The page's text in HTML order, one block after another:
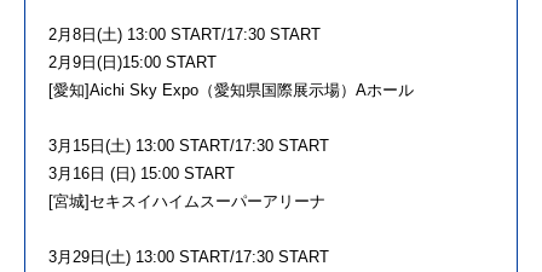
2月8日(土) 13:00 START/17:30 START
2月9日(日)15:00 START
[愛知]Aichi Sky Expo（愛知県国際展示場）Aホール
3月15日(土) 13:00 START/17:30 START
3月16日 (日) 15:00 START
[宮城]セキスイハイムスーパーアリーナ
3月29日(土) 13:00 START/17:30 START